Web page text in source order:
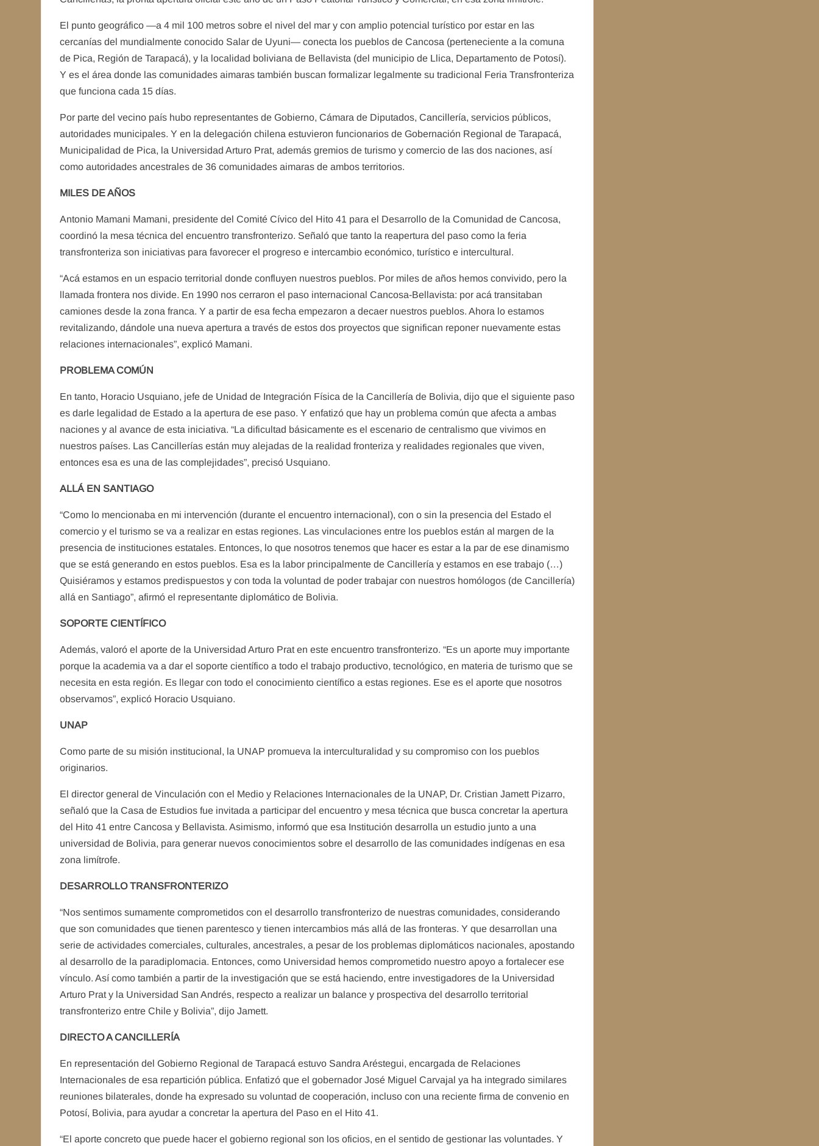
El punto geográfico —a 4 mil 100 metros sobre el nivel del mar y con amplio potencial turístico por estar en las
cercanías del mundialmente conocido Salar de Uyuni— conecta los pueblos de Cancosa (perteneciente a la comuna
de Pica, Región de Tarapacá), y la localidad boliviana de Bellavista (del municipio de Llica, Departamento de Potosí).
Y es el área donde las comunidades aimaras también buscan formalizar legalmente su tradicional Feria Transfronteriza
que funciona cada 15 días.
Por parte del vecino país hubo representantes de Gobierno, Cámara de Diputados, Cancillería, servicios públicos,
autoridades municipales. Y en la delegación chilena estuvieron funcionarios de Gobernación Regional de Tarapacá,
Municipalidad de Pica, la Universidad Arturo Prat, además gremios de turismo y comercio de las dos naciones, así
como autoridades ancestrales de 36 comunidades aimaras de ambos territorios.
MILES DE AÑOS
Antonio Mamani Mamani, presidente del Comité Cívico del Hito 41 para el Desarrollo de la Comunidad de Cancosa,
coordinó la mesa técnica del encuentro transfronterizo. Señaló que tanto la reapertura del paso como la feria
transfronteriza son iniciativas para favorecer el progreso e intercambio económico, turístico e intercultural.
“Acá estamos en un espacio territorial donde confluyen nuestros pueblos. Por miles de años hemos convivido, pero la
llamada frontera nos divide. En 1990 nos cerraron el paso internacional Cancosa-Bellavista: por acá transitaban
camiones desde la zona franca. Y a partir de esa fecha empezaron a decaer nuestros pueblos. Ahora lo estamos
revitalizando, dándole una nueva apertura a través de estos dos proyectos que significan reponer nuevamente estas
relaciones internacionales”, explicó Mamani.
PROBLEMA COMÚN
En tanto, Horacio Usquiano, jefe de Unidad de Integración Física de la Cancillería de Bolivia, dijo que el siguiente paso
es darle legalidad de Estado a la apertura de ese paso. Y enfatizó que hay un problema común que afecta a ambas
naciones y al avance de esta iniciativa. “La dificultad básicamente es el escenario de centralismo que vivimos en
nuestros países. Las Cancillerías están muy alejadas de la realidad fronteriza y realidades regionales que viven,
entonces esa es una de las complejidades”, precisó Usquiano.
ALLÁ EN SANTIAGO
“Como lo mencionaba en mi intervención (durante el encuentro internacional), con o sin la presencia del Estado el
comercio y el turismo se va a realizar en estas regiones. Las vinculaciones entre los pueblos están al margen de la
presencia de instituciones estatales. Entonces, lo que nosotros tenemos que hacer es estar a la par de ese dinamismo
que se está generando en estos pueblos. Esa es la labor principalmente de Cancillería y estamos en ese trabajo (…)
Quisiéramos y estamos predispuestos y con toda la voluntad de poder trabajar con nuestros homólogos (de Cancillería)
allá en Santiago”, afirmó el representante diplomático de Bolivia.
SOPORTE CIENTÍFICO
Además, valoró el aporte de la Universidad Arturo Prat en este encuentro transfronterizo. “Es un aporte muy importante
porque la academia va a dar el soporte científico a todo el trabajo productivo, tecnológico, en materia de turismo que se
necesita en esta región. Es llegar con todo el conocimiento científico a estas regiones. Ese es el aporte que nosotros
observamos”, explicó Horacio Usquiano.
UNAP
Como parte de su misión institucional, la UNAP promueva la interculturalidad y su compromiso con los pueblos
originarios.
El director general de Vinculación con el Medio y Relaciones Internacionales de la UNAP, Dr. Cristian Jamett Pizarro,
señaló que la Casa de Estudios fue invitada a participar del encuentro y mesa técnica que busca concretar la apertura
del Hito 41 entre Cancosa y Bellavista. Asimismo, informó que esa Institución desarrolla un estudio junto a una
universidad de Bolivia, para generar nuevos conocimientos sobre el desarrollo de las comunidades indígenas en esa
zona limítrofe.
DESARROLLO TRANSFRONTERIZO
“Nos sentimos sumamente comprometidos con el desarrollo transfronterizo de nuestras comunidades, considerando
que son comunidades que tienen parentesco y tienen intercambios más allá de las fronteras. Y que desarrollan una
serie de actividades comerciales, culturales, ancestrales, a pesar de los problemas diplomáticos nacionales, apostando
al desarrollo de la paradiplomacia. Entonces, como Universidad hemos comprometido nuestro apoyo a fortalecer ese
vínculo. Así como también a partir de la investigación que se está haciendo, entre investigadores de la Universidad
Arturo Prat y la Universidad San Andrés, respecto a realizar un balance y prospectiva del desarrollo territorial
transfronterizo entre Chile y Bolivia”, dijo Jamett.
DIRECTO A CANCILLERÍA
En representación del Gobierno Regional de Tarapacá estuvo Sandra Aréstegui, encargada de Relaciones
Internacionales de esa repartición pública. Enfatizó que el gobernador José Miguel Carvajal ya ha integrado similares
reuniones bilaterales, donde ha expresado su voluntad de cooperación, incluso con una reciente firma de convenio en
Potosí, Bolivia, para ayudar a concretar la apertura del Paso en el Hito 41.
“El aporte concreto que puede hacer el gobierno regional son los oficios, en el sentido de gestionar las voluntades. Y